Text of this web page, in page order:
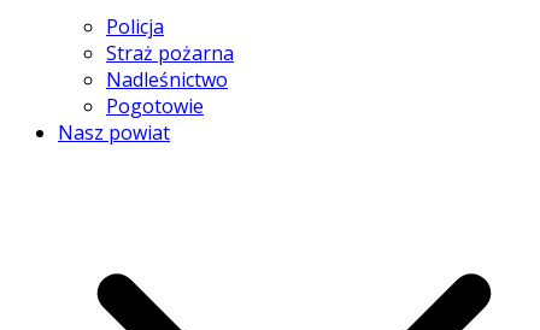
Policja
Straż pożarna
Nadleśnictwo
Pogotowie
Nasz powiat